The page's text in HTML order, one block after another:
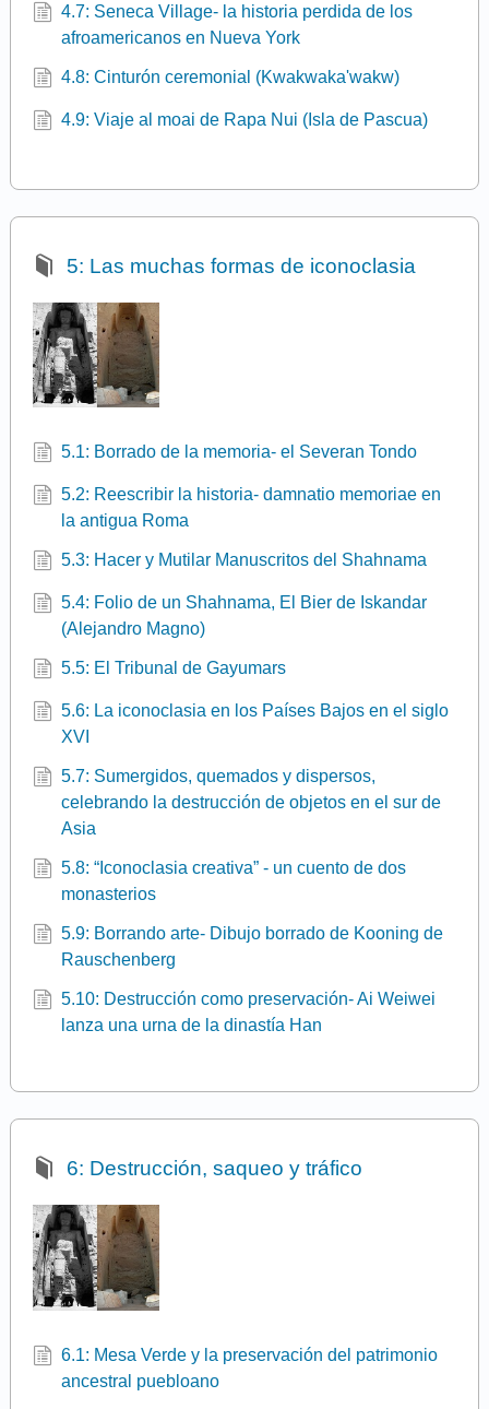
4.7: Seneca Village- la historia perdida de los
afroamericanos en Nueva York
4.8: Cinturón ceremonial (Kwakwaka'wakw)
4.9: Viaje al moai de Rapa Nui (Isla de Pascua)
5: Las muchas formas de iconoclasia
5.1: Borrado de la memoria- el Severan Tondo
5.2: Reescribir la historia- damnatio memoriae en
la antigua Roma
5.3: Hacer y Mutilar Manuscritos del Shahnama
5.4: Folio de un Shahnama, El Bier de Iskandar
(Alejandro Magno)
5.5: El Tribunal de Gayumars
5.6: La iconoclasia en los Países Bajos en el siglo
XVI
5.7: Sumergidos, quemados y dispersos,
celebrando la destrucción de objetos en el sur de
Asia
5.8: “Iconoclasia creativa” - un cuento de dos
monasterios
5.9: Borrando arte- Dibujo borrado de Kooning de
Rauschenberg
5.10: Destrucción como preservación- Ai Weiwei
lanza una urna de la dinastía Han
6: Destrucción, saqueo y tráfico
6.1: Mesa Verde y la preservación del patrimonio
ancestral puebloano